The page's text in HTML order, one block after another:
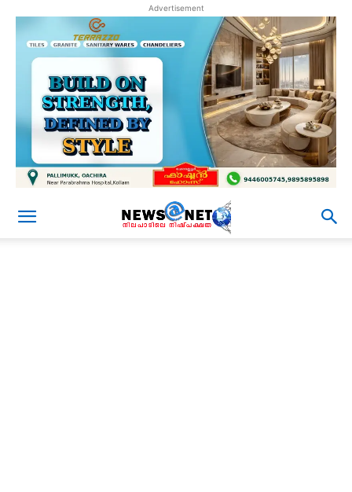
Advertisement